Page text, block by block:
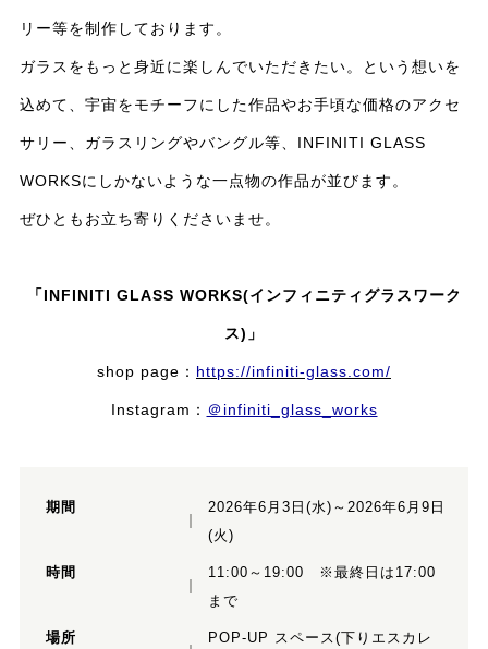
リー等を制作しております。
ガラスをもっと身近に楽しんでいただきたい。という想いを
込めて、宇宙をモチーフにした作品やお手頃な価格のアクセ
サリー、ガラスリングやバングル等、INFINITI GLASS
WORKSにしかないような一点物の作品が並びます。
ぜひともお立ち寄りくださいませ。
「INFINITI GLASS WORKS(インフィニティグラスワーク
ス)」
shop page： https://infiniti-glass.com/
Instagram： ＠infiniti_glass_works
期間
2026年6月3日(水)～2026年6月9日
(火)
時間
11:00～19:00 ※最終日は17:00
まで
場所
POP-UP スペース(下りエスカレ